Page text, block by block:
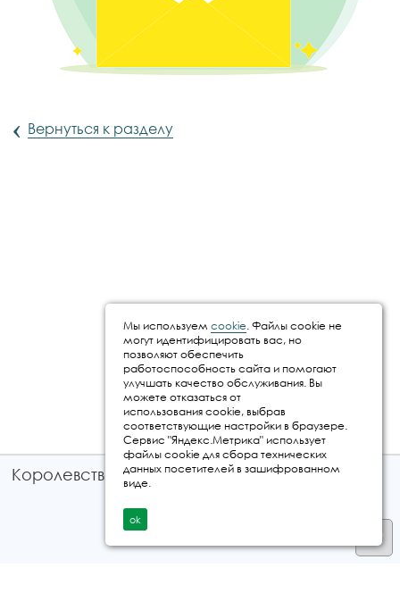
‹ Вернуться к разделу
Королевство путешествий © 2026
Мы используем cookie. Файлы cookie не
могут идентифицировать вас, но
позволяют обеспечить
работоспособность сайта и помогают
улучшать качество обслуживания. Вы
можете отказаться от
использования cookie, выбрав
соответствующие настройки в браузере.
Сервис "Яндекс.Метрика" использует
файлы cookie для сбора технических
данных посетителей в зашифрованном
виде.
ok